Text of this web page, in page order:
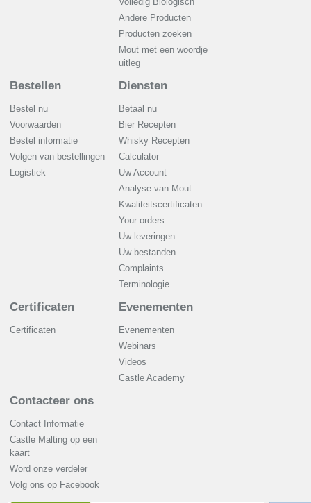
Andere Producten
Producten zoeken
Mout met een woordje
uitleg
Bestellen
Bestel nu
Voorwaarden
Bestel informatie
Volgen van bestellingen
Logistiek
Diensten
Betaal nu
Bier Recepten
Whisky Recepten
Calculator
Uw Account
Analyse van Mout
Kwaliteitscertificaten
Your orders
Uw leveringen
Uw bestanden
Complaints
Terminologie
Certificaten
Certificaten
Evenementen
Evenementen
Webinars
Videos
Castle Academy
Contacteer ons
Contact Informatie
Castle Malting op een
kaart
Word onze verdeler
Volg ons op Facebook